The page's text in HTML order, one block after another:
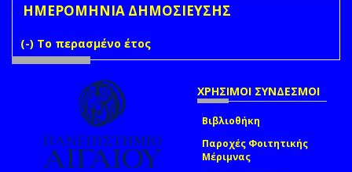
ΗΜΕΡΟΜΗΝΙΑ ΔΗΜΟΣΙΕΥΣΗΣ
(-) Remove Το περασμένο έτος filter
Το περασμένο έτος
ΧΡΗΣΙΜΟΙ ΣΥΝΔΕΣΜΟΙ
Βιβλιοθήκη
Παροχές Φοιτητικής
Μέριμνας